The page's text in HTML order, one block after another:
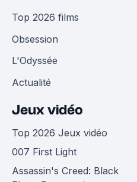
Top 2026 films
Obsession
L'Odyssée
Actualité
Jeux vidéo
Top 2026 Jeux vidéo
007 First Light
Assassin's Creed: Black